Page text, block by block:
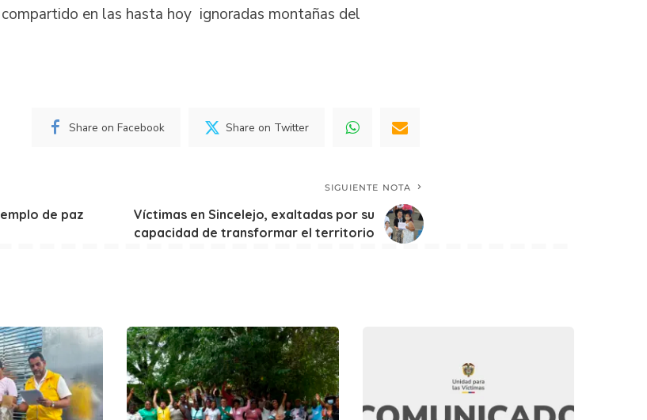
en las hasta hoy ignoradas montañas del
Share on Facebook Share on Twitter
de paz
SIGUIENTE NOTA
Víctimas en Sincelejo, exaltadas por su
capacidad de transformar el territorio